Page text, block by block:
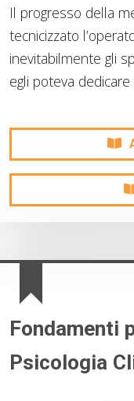
Il progresso della
tecnicizzato
inevitabilmente gli
egli poteva
Fondamenti
Psicologia